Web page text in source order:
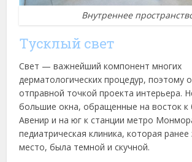
Внутреннее
Тусклый свет
Свет — важнейший компонент многих
дерматологических процедур, поэтому
отправной точкой проекта интерьера.
большие окна, обращенные на восток к
Авенир и на юг к станции метро
педиатрическая клиника, которая
место, была темной и скучной.